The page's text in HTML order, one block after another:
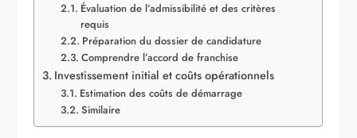
Évaluation de l’admissibilité et des critères
requis
Préparation du dossier de candidature
Comprendre l’accord de franchise
Investissement initial et coûts opérationnels
Estimation des coûts de démarrage
Similaire